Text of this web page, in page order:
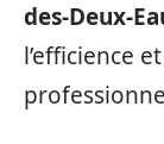
des-Deux-
l’efficience